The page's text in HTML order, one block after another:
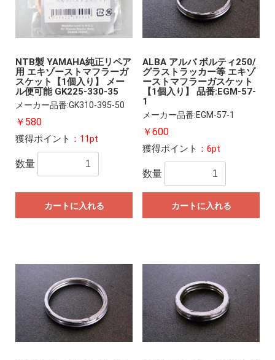
NTB製 YAMAHA純正リペア
用 エキゾーストマフラーガ
スケット【1個入り】 メー
ル便可能 GK225-330-35
メーカー品番:GK310-395-50
￥580
獲得ポイント ：11pt
数量
カートに入れる
ALBA アルバ ボルティ250/
グラストラッカー等 エキゾ
ーストマフラーガスケット
【1個入り】 品番:EGM-57-
1
メーカー品番:EGM-57-1
￥600
獲得ポイント ：6pt
数量
カートに入れる